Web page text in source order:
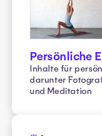
Persönliche
Inhalte für
darunter
und Meditation